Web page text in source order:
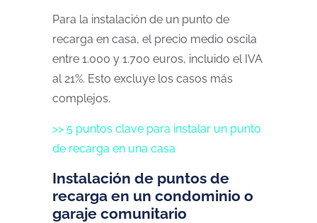
Para la instalación de un punto de
recarga en casa, el precio medio oscila
entre 1.000 y 1.700 euros, incluido el IVA
al 21%. Esto excluye los casos más
complejos.
>> 5 puntos clave para instalar un punto
de recarga en una casa
Instalación de puntos de
recarga en un condominio o
garaje comunitario